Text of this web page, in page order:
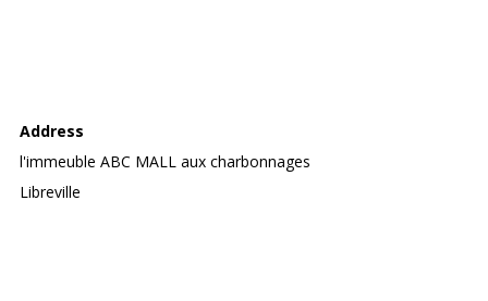
Address
l'immeuble ABC MALL aux charbonnages
Libreville